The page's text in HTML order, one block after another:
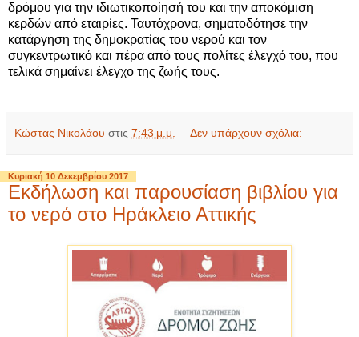
δρόμου για την ιδιωτικοποίησή του και την αποκόμιση
κερδών από εταιρίες. Ταυτόχρονα, σηματοδότησε την
κατάργηση της δημοκρατίας του νερού και τον
συγκεντρωτικό και πέρα από τους πολίτες έλεγχό του, που
τελικά σημαίνει έλεγχο της ζωής τους.
Κώστας Νικολάου στις 7:43 μ.μ. Δεν υπάρχουν σχόλια:
Κυριακή 10 Δεκεμβρίου 2017
Εκδήλωση και παρουσίαση βιβλίου για
το νερό στο Ηράκλειο Αττικής